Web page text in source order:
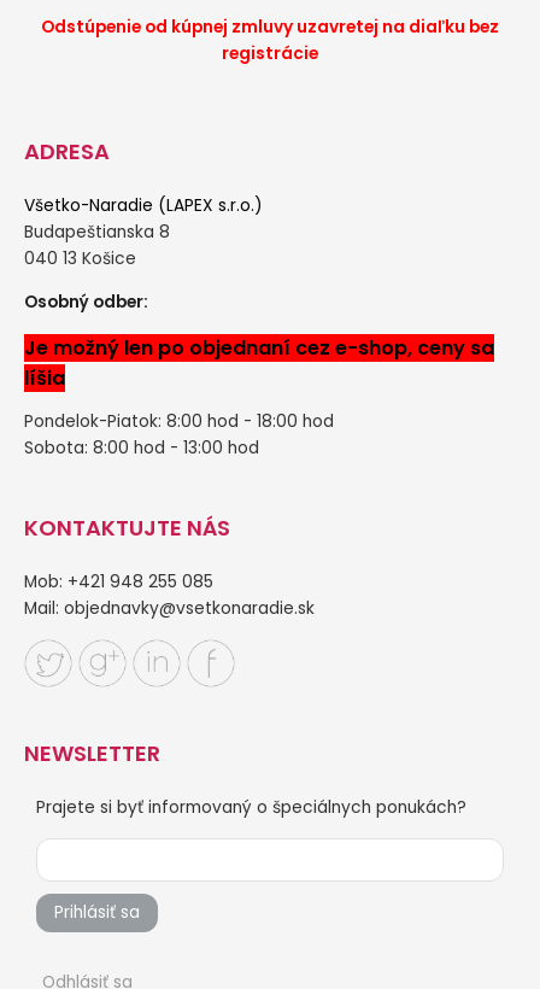
Odstúpenie od kúpnej zmluvy uzavretej na diaľku bez
registrácie
ADRESA
Všetko-Naradie (LAPEX s.r.o.)
Budapeštianska 8
040 13 Košice
Osobný odber:
Je možný len po objednaní cez e-shop, ceny sa
líšia
Pondelok-Piatok: 8:00 hod - 18:00 hod
Sobota: 8:00 hod - 13:00 hod
KONTAKTUJTE NÁS
Mob: +421 948 255 085
Mail: objednavky@vsetkonaradie.sk
NEWSLETTER
Prajete si byť informovaný o špeciálnych ponukách?
Prihlásiť sa
Odhlásiť sa